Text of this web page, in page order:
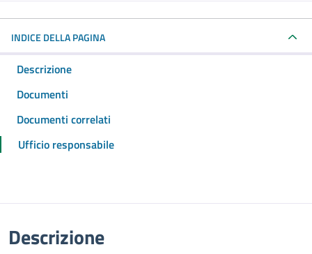
INDICE DELLA PAGINA
Descrizione
Documenti
Documenti correlati
Ufficio responsabile
Descrizione